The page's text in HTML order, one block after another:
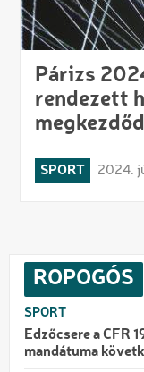
Párizs
rendezett
SPORT 2024.
ROPOGÓS
SPORT
Edzőcsere a CFR
mandátuma